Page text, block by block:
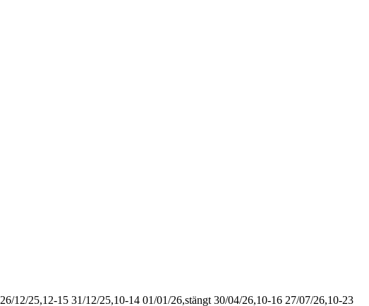
26/12/25,12-15 31/12/25,10-14 01/01/26,stängt 30/04/26,10-16 27/07/26,10-23